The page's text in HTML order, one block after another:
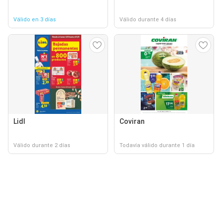
Válido en 3 días Válido durante 4 días
Lidl
Válido durante 2 días
Coviran
Todavía válido durante 1 día